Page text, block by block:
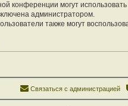
конференции могут
администратором.
также могут
Связаться с администрацией